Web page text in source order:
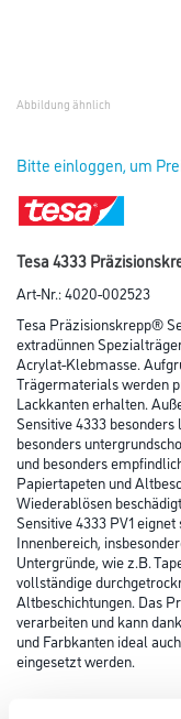
Abbildung ähnlich
Bitte einloggen, um
Tesa 4333
Art-Nr.:4020-002523
Tesa Präzisionskrepp®
extradünnen
Acrylat-Klebmasse.
Trägermaterials werden
Lackkanten erhalten.
Sensitive 4333
besonders
und besonders
Papiertapeten und
Wiederablösen
Sensitive 4333 PV1
Innenbereich,
Untergründe, wie z.B.
vollständige
Altbeschichtungen. Das
verarbeiten und kann
und Farbkanten ideal
eingesetzt werden.